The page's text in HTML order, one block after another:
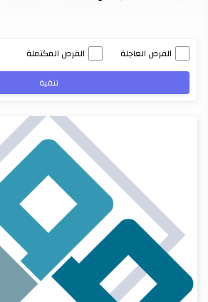
الفرص العاجلة
الفرص المكتملة
تنقية